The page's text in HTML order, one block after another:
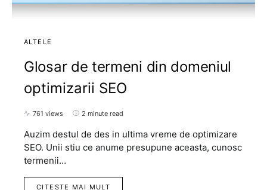
ALTELE
Glosar de termeni din domeniul
optimizarii SEO
761 views 2 minute read
Auzim destul de des in ultima vreme de optimizare
SEO. Unii stiu ce anume presupune aceasta, cunosc
termenii…
CITESTE MAI MULT